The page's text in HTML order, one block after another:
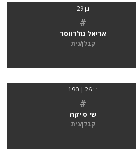
בן 29
#
אריאל גולדווסר
קבלן/נית
בן 26 | 190
#
שי סויקה
קבלן/נית